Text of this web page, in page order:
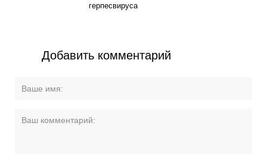
герпесвируса
Добавить комментарий